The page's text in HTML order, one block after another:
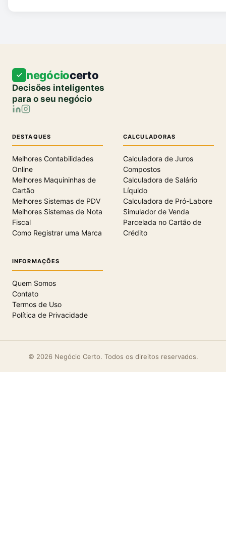
negóciocerto
Decisões inteligentes
para o seu negócio
DESTAQUES
Melhores Contabilidades
Online
Melhores Maquininhas de
Cartão
Melhores Sistemas de PDV
Melhores Sistemas de Nota
Fiscal
Como Registrar uma Marca
CALCULADORAS
Calculadora de Juros
Compostos
Calculadora de Salário
Líquido
Calculadora de Pró-Labore
Simulador de Venda
Parcelada no Cartão de
Crédito
INFORMAÇÕES
Quem Somos
Contato
Termos de Uso
Política de Privacidade
© 2026 Negócio Certo. Todos os direitos reservados.